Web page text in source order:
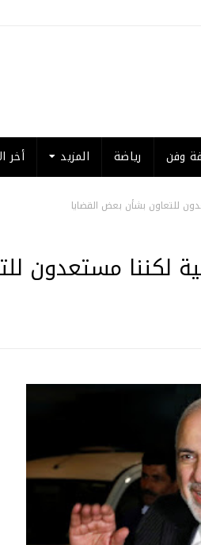
وفن رياضة المزيد أخر
للتعاون بشأن بعض القضايا
لكننا مستعدون